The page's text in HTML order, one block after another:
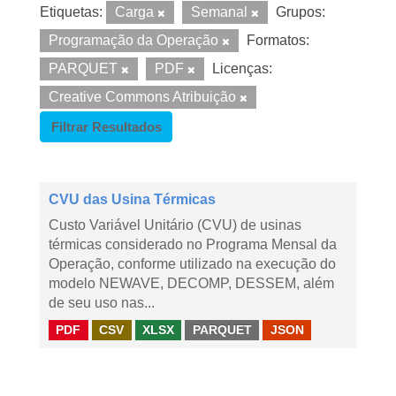
Etiquetas: Carga Semanal
Grupos:
Programação da Operação
Formatos:
PARQUET
PDF
Licenças:
Creative Commons Atribuição
Filtrar Resultados
CVU das Usina Térmicas
Custo Variável Unitário (CVU) de usinas
térmicas considerado no Programa Mensal da
Operação, conforme utilizado na execução do
modelo NEWAVE, DECOMP, DESSEM, além
de seu uso nas...
PDF CSV XLSX PARQUET JSON